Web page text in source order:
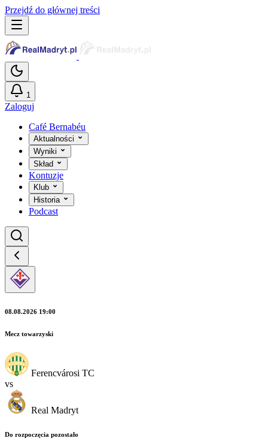
Przejdź do głównej treści
1
Zaloguj
Café Bernabéu
Aktualności
Wyniki
Skład
Kontuzje
Klub
Historia
Podcast
08.08.2026 19:00
Mecz towarzyski
Ferencvárosi TC
vs
Real Madryt
Do rozpoczęcia pozostało